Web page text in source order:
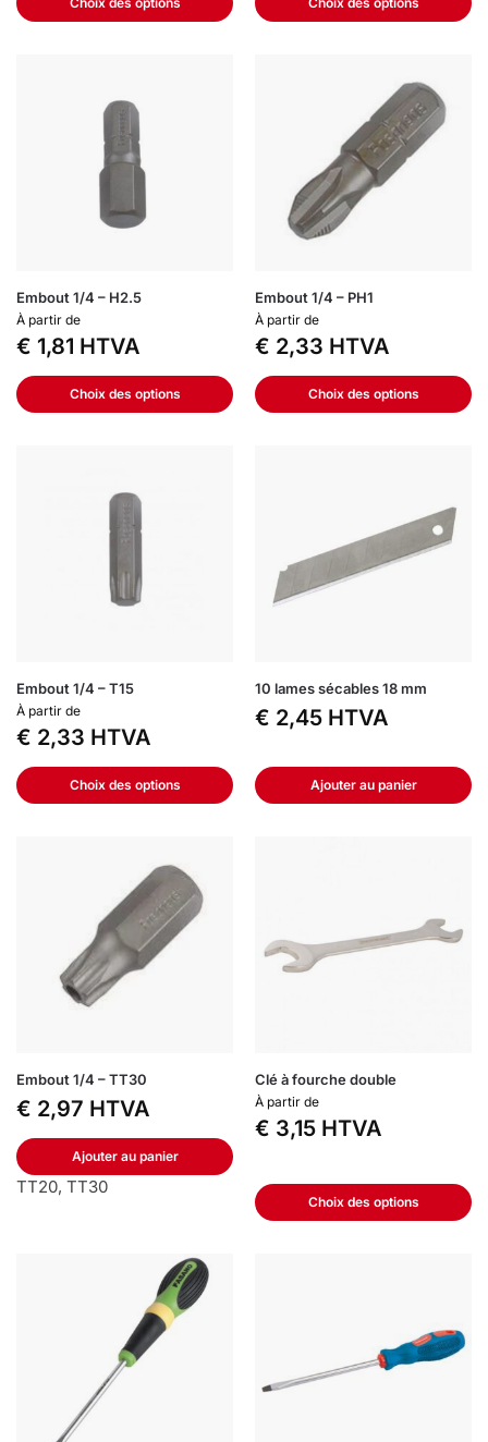
Embout 1/4 – H2.5
À partir de
€ 1,81 HTVA
Choix des options
Embout 1/4 – PH1
À partir de
€ 2,33 HTVA
Choix des options
Embout 1/4 – T15
À partir de
€ 2,33 HTVA
Choix des options
10 lames sécables 18 mm
€ 2,45 HTVA
Ajouter au panier
Embout 1/4 – TT30
€ 2,97 HTVA
Ajouter au panier
TT20, TT30
Clé à fourche double
À partir de
€ 3,15 HTVA
Choix des options